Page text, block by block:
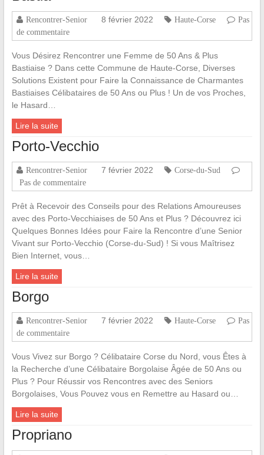
Rencontrer-Senior 8 février 2022 Haute-Corse
Pas
de commentaire
Vous Désirez Rencontrer une Femme de 50 Ans & Plus
Bastiaise ? Dans cette Commune de Haute-Corse, Diverses
Solutions Existent pour Faire la Connaissance de Charmantes
Bastiaises Célibataires de 50 Ans ou Plus ! Un de vos Proches,
le Hasard…
Lire la suite
Porto-Vecchio
Rencontrer-Senior 7 février 2022
Corse-du-Sud
Pas de commentaire
Prêt à Recevoir des Conseils pour des Relations Amoureuses
avec des Porto-Vecchiaises de 50 Ans et Plus ? Découvrez ici
Quelques Bonnes Idées pour Faire la Rencontre d’une Senior
Vivant sur Porto-Vecchio (Corse-du-Sud) ! Si vous Maîtrisez
Bien Internet, vous…
Lire la suite
Borgo
Rencontrer-Senior 7 février 2022 Haute-Corse
Pas
de commentaire
Vous Vivez sur Borgo ? Célibataire Corse du Nord, vous Êtes à
la Recherche d’une Célibataire Borgolaise Âgée de 50 Ans ou
Plus ? Pour Réussir vos Rencontres avec des Seniors
Borgolaises, Vous Pouvez vous en Remettre au Hasard ou…
Lire la suite
Propriano